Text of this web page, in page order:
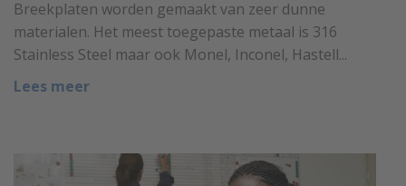
Breekplaten worden gemaakt van zeer dunne
materialen. Het meest toegepaste metaal is 316
Stainless Steel maar ook Monel, Inconel, Hastell...
Lees meer